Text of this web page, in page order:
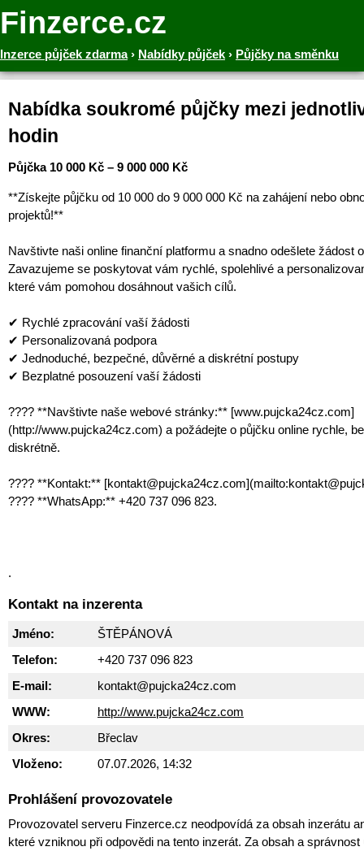
Finzerce.cz
Inzerce půjček zdarma› Nabídky půjček › Půjčky na směnku
Nabídka soukromé půjčky mezi
hodin
Půjčka 10 000 Kč – 9 000 000 Kč
**Získejte půjčku od 10 000 do 9 000 000 Kč na zahájení nebo
projektů!**
Navštivte naši online finanční platformu a snadno odešlete žádost
Zavazujeme se poskytovat vám rychlé, spolehlivé a
které vám pomohou dosáhnout vašich cílů.
✔ Rychlé zpracování vaší žádosti
✔ Personalizovaná podpora
✔ Jednoduché, bezpečné, důvěrné a diskrétní postupy
✔ Bezplatné posouzení vaší žádosti
???? **Navštivte naše webové stránky:** [www.pujcka24cz.com]
(http://www.pujcka24cz.com) a požádejte o půjčku online rychle,
diskrétně.
???? **Kontakt:**
???? **WhatsApp:** +420 737 096 823.
.
Kontakt na inzerenta
Jméno:
ŠTĚPÁNOVÁ
Telefon:
+420 737 096 823
E-mail:
kontakt@pujcka24cz.com
WWW:
http://www.pujcka24cz.com
Okres:
Břeclav
Vloženo:
07.07.2026, 14:32
Prohlášení provozovatele
Provozovatel serveru Finzerce.cz neodpovídá za obsah inzerátu
které vzniknou při odpovědi na tento inzerát. Za obsah a